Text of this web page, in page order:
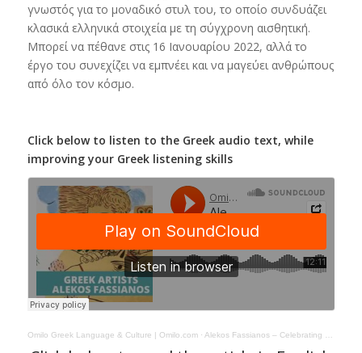
γνωστός για το μοναδικό στυλ του, το οποίο συνδυάζει
κλασικά ελληνικά στοιχεία με τη σύγχρονη αισθητική.
Μπορεί να πέθανε στις 16 Ιανουαρίου 2022, αλλά το
έργο του συνεχίζει να εμπνέει και να μαγεύει ανθρώπους
από όλο τον κόσμο.
Click below to listen to the Greek audio text, while
improving your Greek listening skills
Omilo Greek Language & Culture | Omilo.com· Alekos Fassianos – Celebrating a Greek Artist